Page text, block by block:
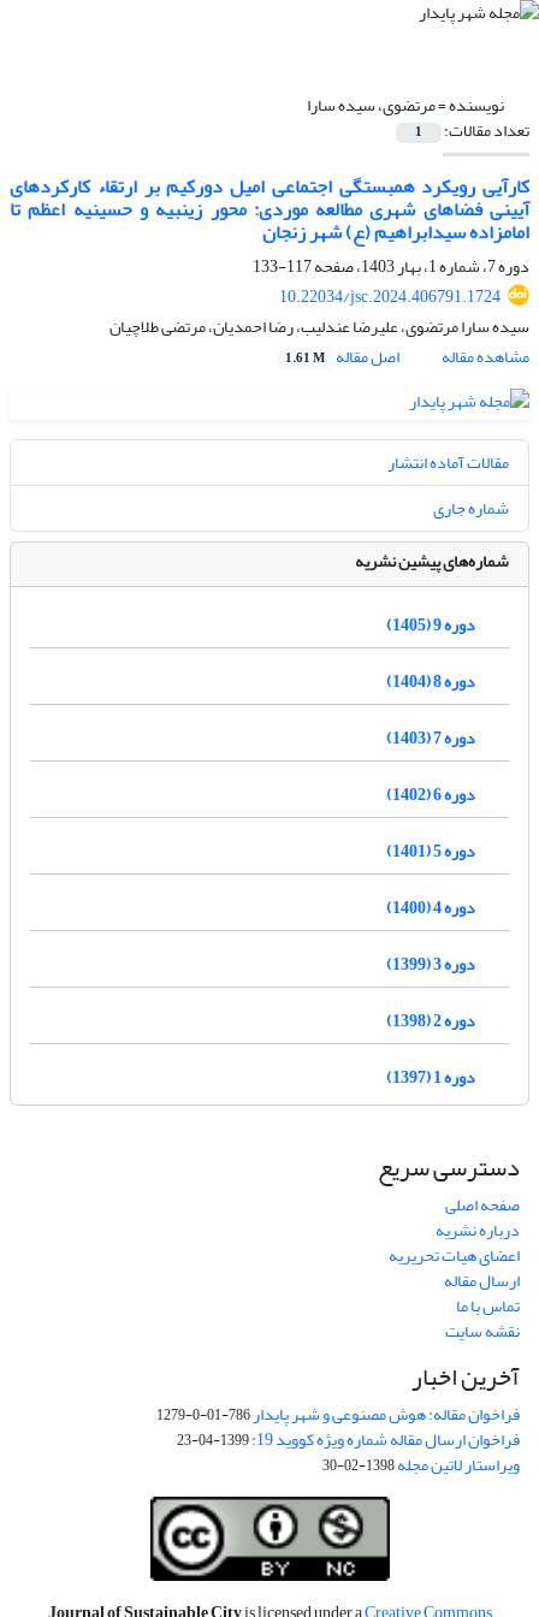
نویسنده =مرتضوی، سیده سارا
تعداد مقالات: 1
کارآیی رویکرد همبستگی اجتماعی امیل دورکیم بر ارتقاء کارکردهای
آیینی فضاهای شهری مطالعه موردی: محور زینبیه و حسینیه اعظم تا
امامزاده سیدابراهیم (ع) شهر زنجان
دوره 7، شماره 1، بهار 1403، صفحه
117-133
10.22034/jsc.2024.406791.1724
سیده سارا مرتضوی، علیرضا عندلیب، رضا احمدیان، مرتضی طلاچیان
مشاهده مقاله
اصل مقاله 1.61 M
مقالات آماده انتشار
شماره جاری
شماره‌های پیشین نشریه
دوره 9 (1405)
دوره 8 (1404)
دوره 7 (1403)
دوره 6 (1402)
دوره 5 (1401)
دوره 4 (1400)
دوره 3 (1399)
دوره 2 (1398)
دوره 1 (1397)
دسترسی سریع
صفحه اصلی
درباره نشریه
اعضای هیات تحریریه
ارسال مقاله
تماس با ما
نقشه سایت
آخرین اخبار
فراخوان مقاله: هوش مصنوعی و شهر پایدار786-01-0-1279
فراخوان ارسال مقاله شماره ویژه کووید 19: 1399-04-23
ویراستار لاتین مجله1398-02-30